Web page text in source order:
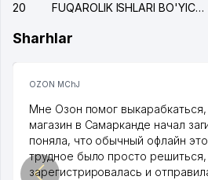
20
FUQAROLIK ISHLARI BO'YICHA UCH-TEPA TUMANI SUDI
Sharhlar
OZON MChJ
Мне Озон помог выкарабкаться,
магазин в Самарканде начал
поняла, что обычный офлайн
трудное было просто решиться,
зарегистрировалась и